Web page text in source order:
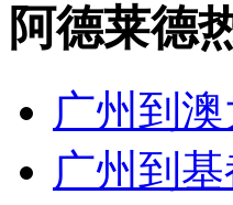
阿德莱德
广州到
广州到